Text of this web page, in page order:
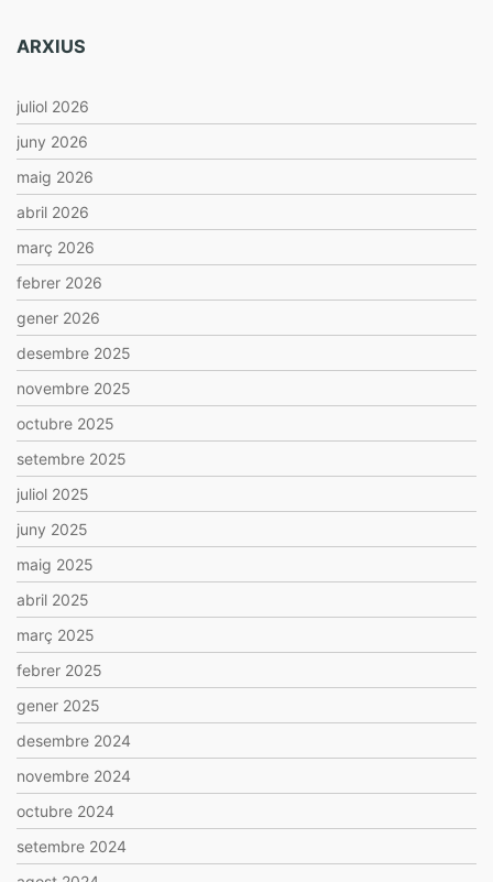
ARXIUS
juliol 2026
juny 2026
maig 2026
abril 2026
març 2026
febrer 2026
gener 2026
desembre 2025
novembre 2025
octubre 2025
setembre 2025
juliol 2025
juny 2025
maig 2025
abril 2025
març 2025
febrer 2025
gener 2025
desembre 2024
novembre 2024
octubre 2024
setembre 2024